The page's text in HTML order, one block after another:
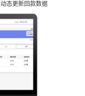
态更新回款数据